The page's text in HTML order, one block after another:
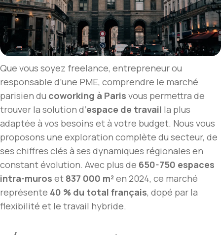
Que vous soyez freelance, entrepreneur ou
responsable d’une PME, comprendre le marché
parisien du coworking à Paris vous permettra de
trouver la solution d’espace de travail la plus
adaptée à vos besoins et à votre budget. Nous vous
proposons une exploration complète du secteur, de
ses chiffres clés à ses dynamiques régionales en
constant évolution. Avec plus de 650-750 espaces
intra-muros et 837 000 m² en 2024, ce marché
représente 40 % du total français, dopé par la
flexibilité et le travail hybride.